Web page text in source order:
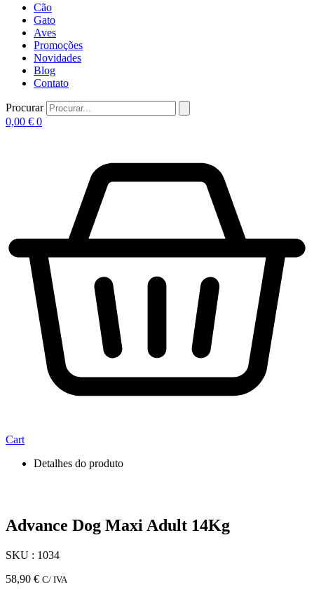
Cão
Gato
Aves
Promoções
Novidades
Blog
Contato
Procurar
0,00 € 0
Cart
Detalhes do produto
Advance Dog Maxi Adult 14Kg
SKU : 1034
58,90 € C/ IVA